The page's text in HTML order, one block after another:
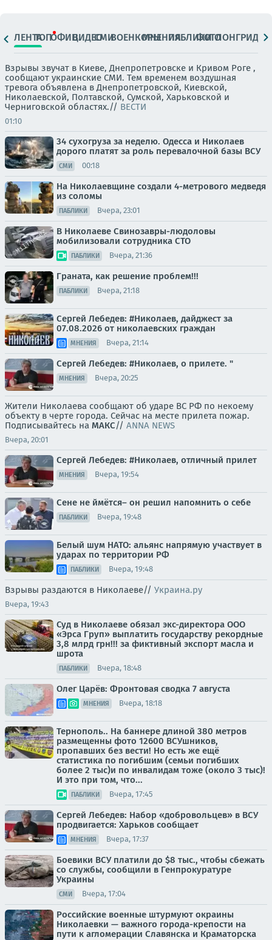
ЛЕНТАТОПОФИЦ.ВИДЕОСМИВОЕНКОРЫМНЕНИЯПАБЛИКИ
ФОТОЛОНГРИДЫ
Взрывы звучат в Киеве, Днепропетровске и Кривом Роге ,
сообщают украинские СМИ. Тем временем воздушная
тревога объявлена в Днепропетровской, Киевской,
Николаевской, Полтавской, Сумской, Харьковской и
Черниговской областях.// ВЕСТИ
01:10
34 сухогруза за неделю. Одесса и Николаев
дорого платят за роль перевалочной базы ВСУ
СМИ 00:18
На Николаевщине создали 4-метрового медведя
из соломы
ПАБЛИКИ Вчера, 23:01
В Николаеве Свинозавры-людоловы
мобилизовали сотрудника СТО
ПАБЛИКИ Вчера, 21:36
Граната, как решение проблем!!!
ПАБЛИКИ Вчера, 21:18
Сергей Лебедев: #Николаев, дайджест за
07.08.2026 от николаевских граждан
МНЕНИЯ Вчера, 21:14
Сергей Лебедев: #Николаев, о прилете. "
МНЕНИЯ Вчера, 20:25
Жители Николаева сообщают об ударе ВС РФ по некоему
объекту в черте города. Сейчас на месте прилета пожар.
Подписывайтесь на МАКС// ANNA NEWS
Вчера, 20:01
Сергей Лебедев: #Николаев, отличный прилет
МНЕНИЯ Вчера, 19:54
Сене не ймётся– он решил напомнить о себе
ПАБЛИКИ Вчера, 19:48
Белый шум НАТО: альянс напрямую участвует в
ударах по территории РФ
ПАБЛИКИ Вчера, 19:48
Взрывы раздаются в Николаеве// Украина.ру
Вчера, 19:43
Суд в Николаеве обязал экс-директора ООО
«Эрса Груп» выплатить государству рекордные
3,8 млрд грн!!! за фиктивный экспорт масла и
шрота
ПАБЛИКИ Вчера, 18:48
Олег Царёв: Фронтовая сводка 7 августа
МНЕНИЯ Вчера, 18:18
Тернополь.. На баннере длиной 380 метров
размещенны фото 12600 ВСУшников,
пропавших без вести! Но есть же ещё
статистика по погибшим (семьи погибших
более 2 тыс)и по инвалидам тоже (около 3 тыс)!
И это при том, что...
ПАБЛИКИ Вчера, 17:45
Сергей Лебедев: Набор «добровольцев» в ВСУ
продвигается: Харьков сообщает
МНЕНИЯ Вчера, 17:37
Боевики ВСУ платили до $8 тыс., чтобы сбежать
со службы, сообщили в Генпрокуратуре
Украины
СМИ Вчера, 17:04
Российские военные штурмуют окраины
Николаевки — важного города-крепости на
пути к агломерации Славянска и Краматорска